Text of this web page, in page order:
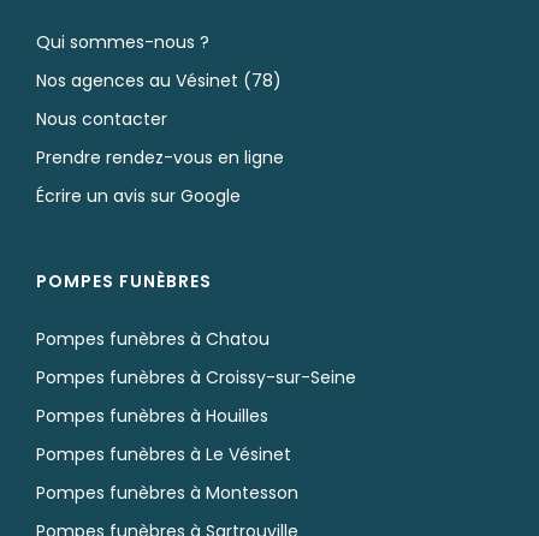
Qui sommes-nous ?
Nos agences au Vésinet (78)
Nous contacter
Prendre rendez-vous en ligne
Écrire un avis sur Google
POMPES FUNÈBRES
Pompes funèbres à Chatou
Pompes funèbres à Croissy-sur-Seine
Pompes funèbres à Houilles
Pompes funèbres à Le Vésinet
Pompes funèbres à Montesson
Pompes funèbres à Sartrouville